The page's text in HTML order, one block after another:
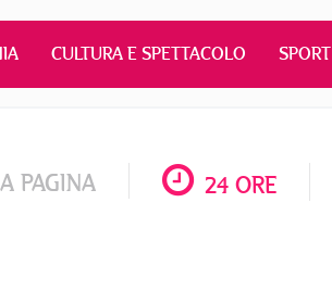
CULTURA E SPETTACOLO SPORT
PAGINA 24 ORE